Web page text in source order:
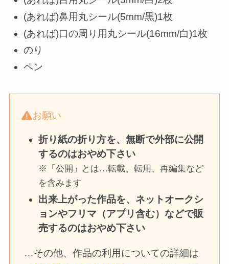
(あれば)鼻用丸シール(5mm/黒)1枚
(あれば)口の周り用丸シール(16mm/白)1枚
のり
ペン
お願い
折り紙の折り方を、無断で外部に公開
するのはおやめ下さい
※「公開」とは…転載、転用、再編集など
を含みます
出来上がった作品を、ネットオークシ
ョンやフリマ（アプリ含む）などで販
売するのはおやめ下さい
…その他、作品の利用についての詳細は